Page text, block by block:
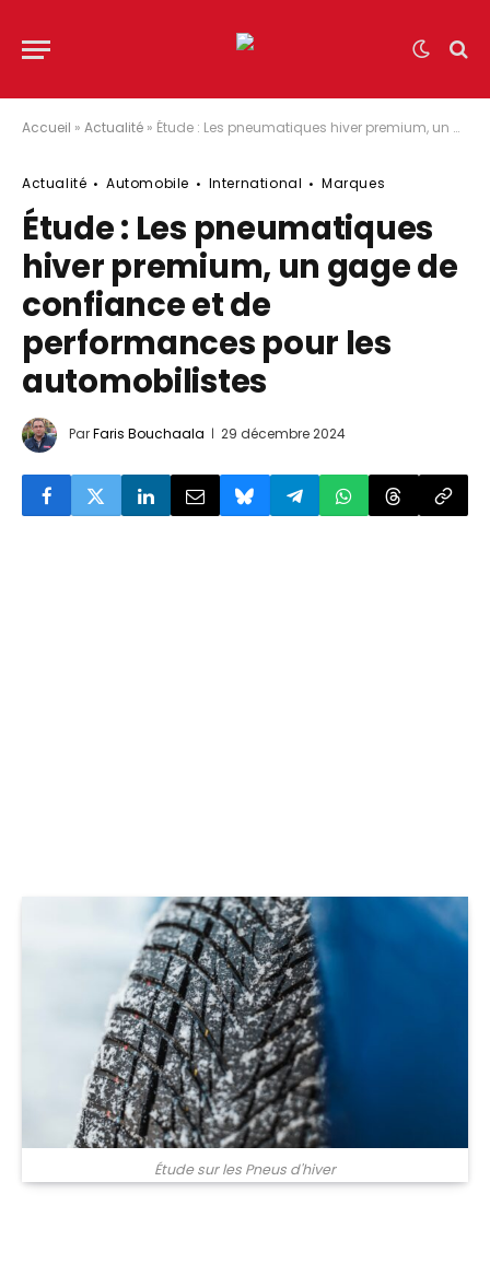
Accueil » Actualité » Étude : Les pneumatiques hiver premium, un gage de confiance et de performances pour les automobilistes
Actualité Automobile International Marques
Étude : Les pneumatiques
hiver premium, un gage de
confiance et de
performances pour les
automobilistes
ParFaris Bouchaala 29 décembre 2024
Étude sur les Pneus d'hiver